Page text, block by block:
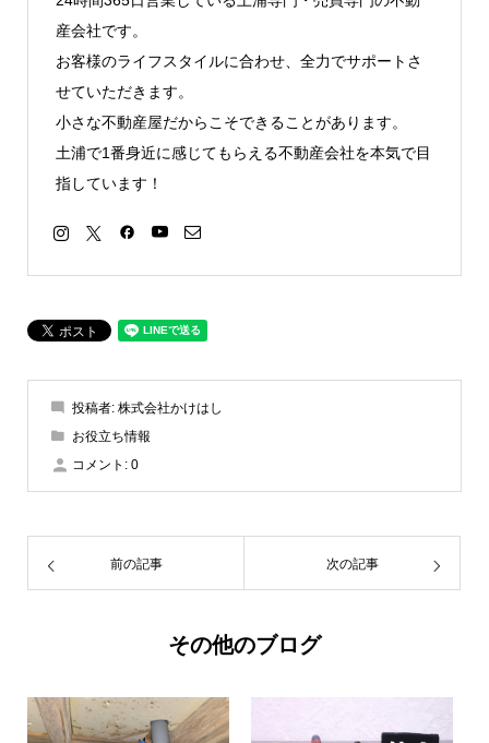
産会社です。
お客様のライフスタイルに合わせ、全力でサポートさ
せていただきます。
小さな不動産屋だからこそできることがあります。
土浦で1番身近に感じてもらえる不動産会社を本気で目
指しています！
投稿者: 株式会社かけはし
お役立ち情報
コメント: 0
前の記事 次の記事
その他のブログ